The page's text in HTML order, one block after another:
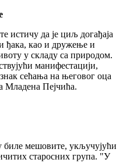
истичу да је циљ догађаја
ђака, као и дружење и
у складу са природом.
манифестацији,
сећања на његовог оца
Младена Пејчића.
биле мешовите, укључујући
старосних група. "У